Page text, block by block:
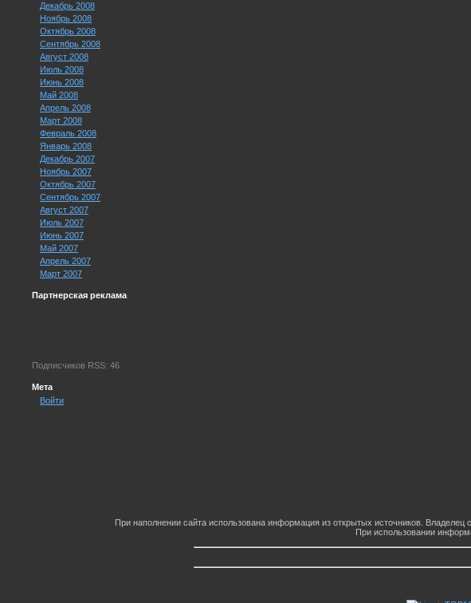
Декабрь 2008
Ноябрь 2008
Октябрь 2008
Сентябрь 2008
Август 2008
Июль 2008
Июнь 2008
Май 2008
Апрель 2008
Март 2008
Февраль 2008
Январь 2008
Декабрь 2007
Ноябрь 2007
Октябрь 2007
Сентябрь 2007
Август 2007
Июль 2007
Июнь 2007
Май 2007
Апрель 2007
Март 2007
Партнерская реклама
Подписчиков RSS: 46
Мета
Войти
При наполнении сайта использована информация из открытых источников.
При использовании